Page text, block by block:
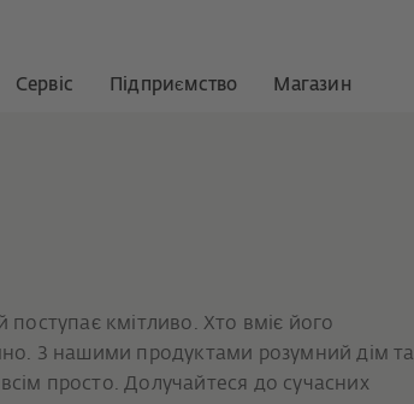
Сервіс Підприємство Магазин
кмітливо. Хто вміє його
З нашими продуктами розумний дім та
просто. Долучайтеся до сучасних